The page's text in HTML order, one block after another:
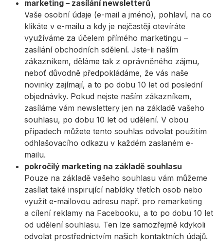
marketing – zasílání newsletterů
Vaše osobní údaje (e-mail a jméno), pohlaví, na co
klikáte v e-mailu a kdy je nejčastěji otevíráte
využíváme za účelem přímého marketingu –
zasílání obchodních sdělení. Jste-li naším
zákazníkem, děláme tak z oprávněného zájmu,
neboť důvodně předpokládáme, že vás naše
novinky zajímají, a to po dobu 10 let od poslední
objednávky. Pokud nejste naším zákazníkem,
zasíláme vám newslettery jen na základě vašeho
souhlasu, po dobu 10 let od udělení. V obou
případech můžete tento souhlas odvolat použitím
odhlašovacího odkazu v každém zaslaném e-
mailu.
pokročilý marketing na základě souhlasu
Pouze na základě vašeho souhlasu vám můžeme
zasílat také inspirující nabídky třetích osob nebo
využít e-mailovou adresu např. pro remarketing
a cílení reklamy na Facebooku, a to po dobu 10 let
od udělení souhlasu. Ten lze samozřejmě kdykoli
odvolat prostřednictvím našich kontaktních údajů.